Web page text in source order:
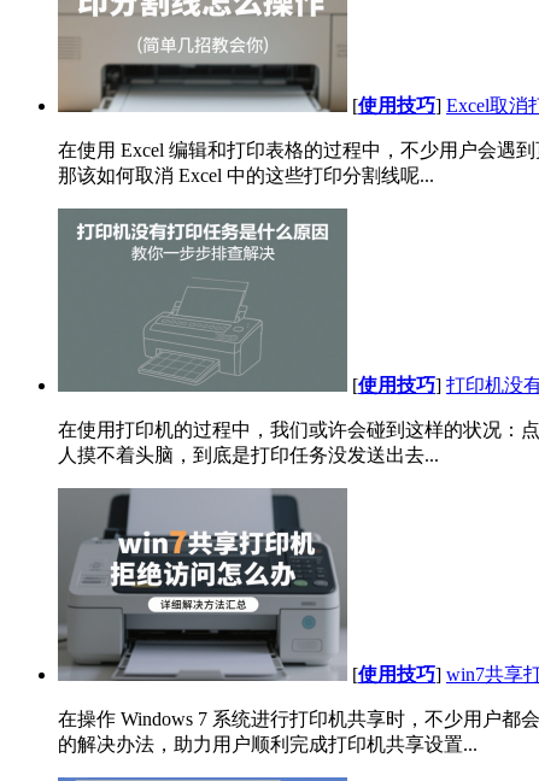
[使用技巧] Excel取消
在使用 Excel 编辑和打印表格的过程中，不少用户会遇
那该如何取消 Excel 中的这些打印分割线呢...
[使用技巧] 打印机没
在使用打印机的过程中，我们或许会碰到这样的状况：
人摸不着头脑，到底是打印任务没发送出去...
[使用技巧] win7共享
在操作 Windows 7 系统进行打印机共享时，不少用户
的解决办法，助力用户顺利完成打印机共享设置...